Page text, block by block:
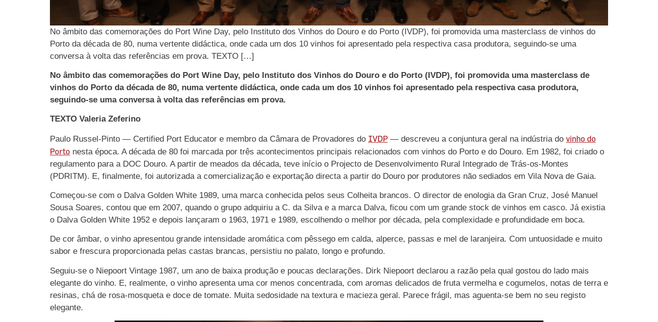
No âmbito das comemorações do Port Wine Day, pelo Instituto dos Vinhos do Douro e do Porto (IVDP), foi promovida uma masterclass de vinhos do
Porto da década de 80, numa vertente didáctica, onde cada um dos 10 vinhos foi apresentado pela respectiva casa produtora, seguindo-se uma
conversa à volta das referências em prova. TEXTO […]
No âmbito das comemorações do Port Wine Day, pelo Instituto dos Vinhos do Douro e do Porto (IVDP), foi promovida uma masterclass de
vinhos do Porto da década de 80, numa vertente didáctica, onde cada um dos 10 vinhos foi apresentado pela respectiva casa produtora,
seguindo-se uma conversa à volta das referências em prova.
TEXTO Valeria Zeferino
Paulo Russel-Pinto — Certified Port Educator e membro da Câmara de Provadores do IVDP — descreveu a conjuntura geral na indústria do vinho do
Porto nesta época. A década de 80 foi marcada por três acontecimentos principais relacionados com vinhos do Porto e do Douro. Em 1982, foi criado o
regulamento para a DOC Douro. A partir de meados da década, teve início o Projecto de Desenvolvimento Rural Integrado de Trás-os-Montes
(PDRITM). E, finalmente, foi autorizada a comercialização e exportação directa a partir do Douro por produtores não sediados em Vila Nova de Gaia.
Começou-se com o Dalva Golden White 1989, uma marca conhecida pelos seus Colheita brancos. O director de enologia da Gran Cruz, José Manuel
Sousa Soares, contou que em 2007, quando o grupo adquiriu a C. da Silva e a marca Dalva, ficou com um grande stock de vinhos em casco. Já existia
o Dalva Golden White 1952 e depois lançaram o 1963, 1971 e 1989, escolhendo o melhor por década, pela complexidade e profundidade em boca.
De cor âmbar, o vinho apresentou grande intensidade aromática com pêssego em calda, alperce, passas e mel de laranjeira. Com untuosidade e muito
sabor e frescura proporcionada pelas castas brancas, persistiu no palato, longo e profundo.
Seguiu-se o Niepoort Vintage 1987, um ano de baixa produção e poucas declarações. Dirk Niepoort declarou a razão pela qual gostou do lado mais
elegante do vinho. E, realmente, o vinho apresenta uma cor menos concentrada, com aromas delicados de fruta vermelha e cogumelos, notas de terra e
resinas, chá de rosa-mosqueta e doce de tomate. Muita sedosidade na textura e macieza geral. Parece frágil, mas aguenta-se bem no seu registo
elegante.